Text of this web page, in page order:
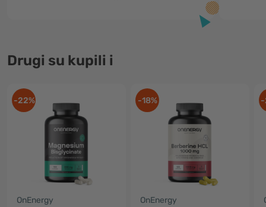
Drugi su kupili i
-22%
OnEnergy
-18%
OnEnergy
-